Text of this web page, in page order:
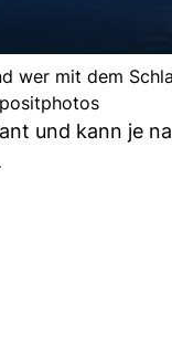
wer mit dem
und kann je